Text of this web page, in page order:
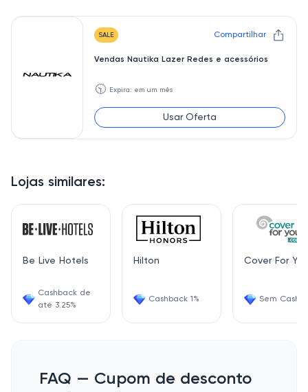
Lojas similares:
Be Live Hotels
Cashback de
até 3.25%
Hilton
Cashback 1%
Cover For
Sem
SALE Compartilhar
Vendas Nautika Lazer Redes e acessórios
🕥 Expira: em um mês
Usar Oferta
FAQ — Cupom de desconto